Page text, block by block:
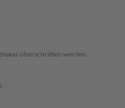
überschritten werden.